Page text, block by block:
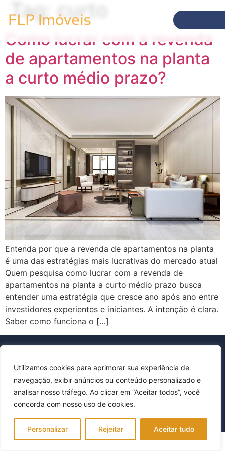
Utilizamos cookies para aprimorar sua experiência de
navegação, exibir anúncios ou conteúdo personalizado e
analisar nosso tráfego. Ao clicar em “Aceitar todos”, você
concorda com nosso uso de cookies.
Personalizar Rejeitar Aceitar tudo
Tag: curto
Como lucrar com a revenda
de apartamentos na planta
a curto médio prazo?
Entenda por que a revenda de apartamentos na planta
é uma das estratégias mais lucrativas do mercado atual
Quem pesquisa como lucrar com a revenda de
apartamentos na planta a curto médio prazo busca
entender uma estratégia que cresce ano após ano entre
investidores experientes e iniciantes. A intenção é clara.
Saber como funciona o […]
Política de Privacidade
Todos os direitos reservados © FLP Imóveis